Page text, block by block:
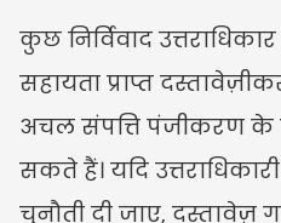
कुछ निर्विवाद
सहायता प्राप्त
अचल संपत्ति पंजीकरण
सकते हैं। यदि
चुनौती दी जाए, दस्तावेज़